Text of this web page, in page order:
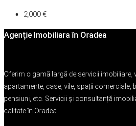
2,000 €
Agenție Imobiliara în Oradea
Oferim o gamă largă de servicii imobiliare,
apartamente, case, vile, spații comerciale,
pensiuni, etc. Servicii și consultanță
calitate în Oradea.